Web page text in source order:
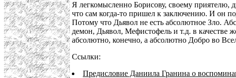
Я легкомысленно Борисову, своему приятелю,
что сам когда-то пришел к заключению. И он
Потому что Дьявол не есть абсолютное Зло.
демон, Дьявол, Мефистофель и т.д. в
абсолютно, конечно, а абсолютно Добро во
Ссылки:
Предисловие Даниила Гранина о